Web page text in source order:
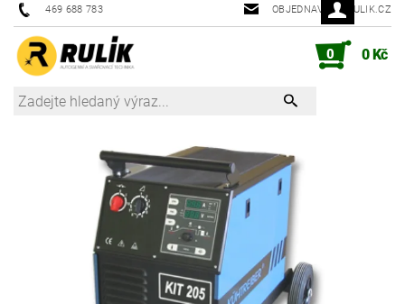
469 688 783 OBJEDNAVKY@RULIK.CZ
0 0 Kč